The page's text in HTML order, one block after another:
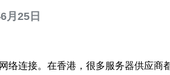
月25日
连接。在香港，很多服务器供应商